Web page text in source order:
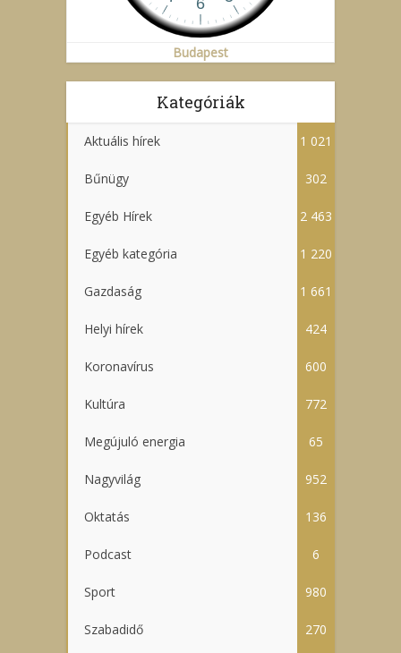
Budapest
Kategóriák
Aktuális hírek 1 021
Bűnügy 302
Egyéb Hírek 2 463
Egyéb kategória 1 220
Gazdaság 1 661
Helyi hírek 424
Koronavírus 600
Kultúra 772
Megújuló energia 65
Nagyvilág 952
Oktatás 136
Podcast 6
Sport 980
Szabadidő 270